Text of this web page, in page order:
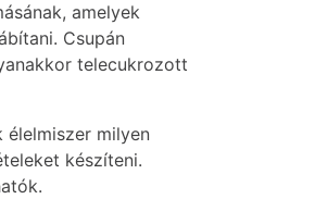
amelyek
Csupán
telecukrozott
milyen
készíteni.